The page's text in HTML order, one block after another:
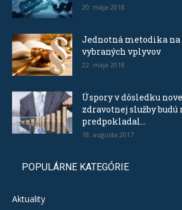
20. mája 2018
Jednotná metodika na
vybraných vplyvov
22. mája 2018
Úspory v dôsledku
zdravotnej služby budú
predpokladal...
18. augusta 2017
POPULÁRNE KATEGÓRIE
Aktuality